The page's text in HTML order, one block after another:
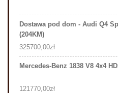
Dostawa pod dom - Audi Q4
(204KM)
325700,00zł
Mercedes-Benz 1838 V8 4x4
121770,00zł